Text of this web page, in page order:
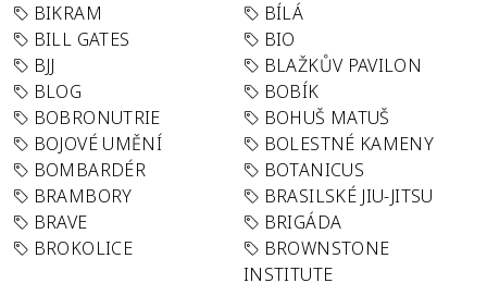
BIKRAM
BÍLÁ
BILL GATES
BIO
BJJ
BLAŽKŮV PAVILON
BLOG
BOBÍK
BOBRONUTRIE
BOHUŠ MATUŠ
BOJOVÉ UMĚNÍ
BOLESTNÉ KAMENY
BOMBARDÉR
BOTANICUS
BRAMBORY
BRASILSKÉ JIU-JITSU
BRAVE
BRIGÁDA
BROKOLICE
BROWNSTONE
INSTITUTE